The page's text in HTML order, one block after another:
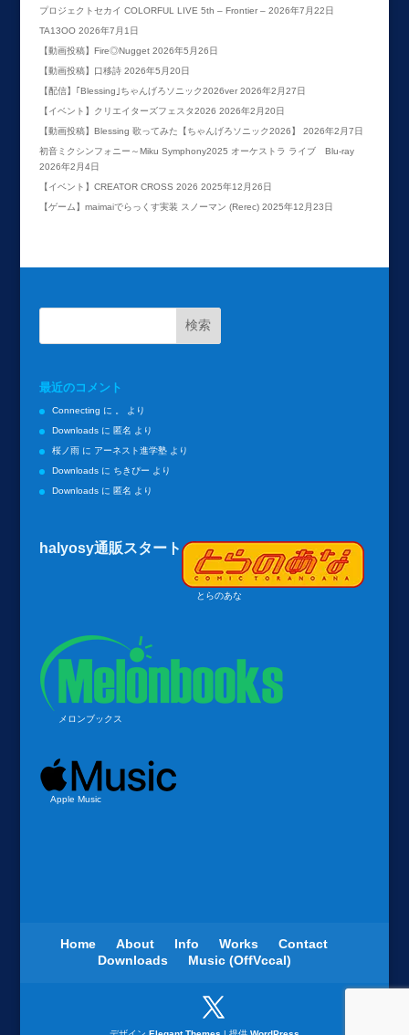
プロジェクトセカイ COLORFUL LIVE 5th – Frontier – 2026年7月22日
TA13OO 2026年7月1日
【動画投稿】Fire◎Nugget 2026年5月26日
【動画投稿】口移詩 2026年5月20日
【配信】｢Blessing｣ちゃんげろソニック2026ver 2026年2月27日
【イベント】クリエイターズフェスタ2026 2026年2月20日
【動画投稿】Blessing 歌ってみた【ちゃんげろソニック2026】
2026年2月7日
初音ミクシンフォニー～Miku Symphony2025 オーケストラ ライブ Blu-ray
2026年2月4日
【イベント】CREATOR CROSS 2026 2025年12月26日
【ゲーム】maimaiでらっくす実装 スノーマン (Rerec) 2025年12月23日
最近のコメント
Connecting に 。
より
Downloadsに 匿名 より
桜ノ雨に アーネスト進学塾より
Downloadsに ちきぴー より
Downloadsに 匿名 より
halyosy通販スタート
とらのあな
メロンブックス
Apple Music
Home About Info Works
Contact
Downloads
Music (OffVccal)